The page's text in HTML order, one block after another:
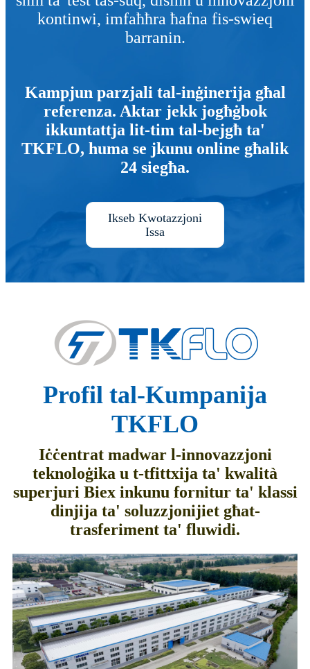
kontinwi, imfaħħra ħafna fis-swieq
barranin.
Kampjun parzjali tal-inġinerija għal
referenza. Aktar jekk jogħġbok
ikkuntattja lit-tim tal-bejgħ ta'
TKFLO, huma se jkunu online għalik
24 siegħa.
Ikseb Kwotazzjoni
Issa
Profil tal-Kumpanija
TKFLO
Iċċentrat madwar l-innovazzjoni
teknoloġika u t-tfittxija ta' kwalità
superjuri Biex inkunu fornitur ta' klassi
dinjija ta' soluzzjonijiet għat-
trasferiment ta' fluwidi.